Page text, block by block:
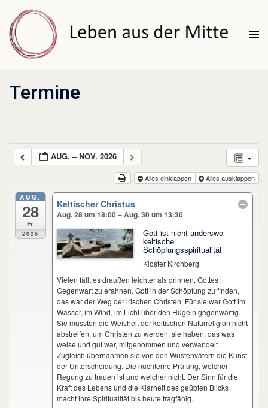
Inhalt
springen
Termine
AUG. – NOV. 2026
Alles einklappen Alles ausklappen
AUG.
28
Fr.
2026
Keltischer Christus
Aug. 28 um 18:00 – Aug. 30 um 13:30
Gott ist nicht anderswo –
keltische
Schöpfungsspiritualität
Kloster Kirchberg
Vielen fällt es draußen leichter als drinnen, Gottes
Gegenwart zu erahnen. Gott in der Schöpfung zu finden,
das war der Weg der irischen Christen. Für sie war Gott im
Wasser, im Wind, im Licht über den Hügeln gegenwärtig.
Sie mussten die Weisheit der keltischen Naturreligion nicht
abstreifen, um Christen zu werden; sie haben, das was
weise und gut war, mitgenommen und verwandelt.
Zugleich übernahmen sie von den Wüstenvätern die Kunst
der Unterscheidung. Die nüchterne Prüfung, welcher
Regung zu trauen ist und welcher nicht. Der Sinn für die
Kraft des Lebens und die Klarheit des geübten Blicks
macht ihre Spiritualität bis heute tragfähig.